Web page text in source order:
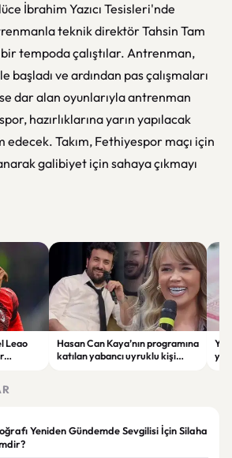
İbrahim Yazıcı Tesisleri'nde
teknik direktör Tahsin Tam
tempoda çalıştılar. Antrenman,
başladı ve ardından pas çalışmaları
dar alan oyunlarıyla antrenman
hazırlıklarına yarın yapılacak
Takım, Fethiyespor maçı için
galibiyet için sahaya çıkmayı
Leao
Hasan Can Kaya’nın programına
katılan yabancı uyruklu kişi
Yeniden Gündemde Sevgilisi İçin Silaha